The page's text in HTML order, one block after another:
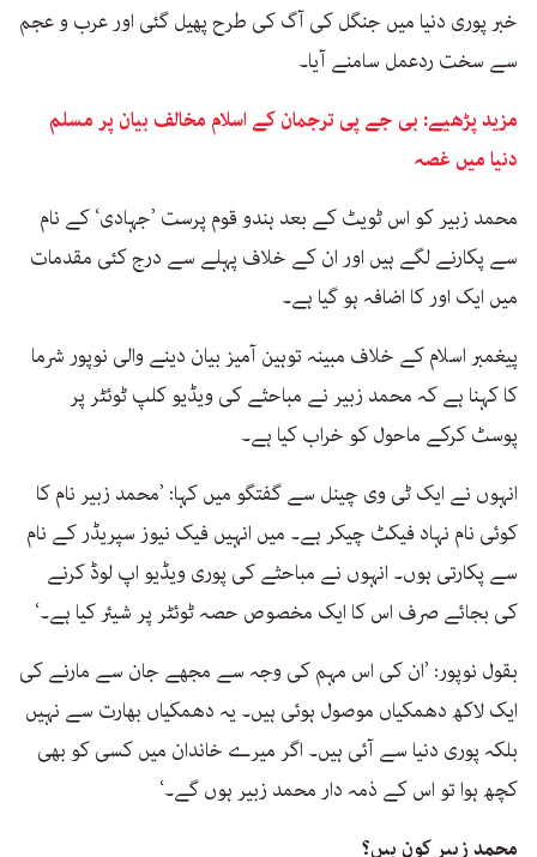
خبر پوری دنیا میں جنگل کی آگ کی طرح پھیل گئی اور عرب و عجم
سے سخت ردعمل سامنے آیا۔
مزید پڑھیے: بی جے پی ترجمان کے اسلام مخالف بیان پر مسلم
دنیا میں غصہ
محمد زبیر کو اس ٹویٹ کے بعد ہندو قوم پرست ’جہادی‘ کے نام
سے پکارنے لگے ہیں اور ان کے خلاف پہلے سے درج کئی مقدمات
میں ایک اور کا اضافہ ہو گیا ہے۔
پیغمبر اسلام کے خلاف مبینہ توہین آمیز بیان دینے والی نوپور شرما
کا کہنا ہے کہ محمد زبیر نے مباحثے کی ویڈیو کلپ ٹوئٹر پر
پوسٹ کرکے ماحول کو خراب کیا ہے۔
انہوں نے ایک ٹی وی چینل سے گفتگو میں کہا: ’محمد زبیر نام کا
کوئی نام نہاد فیکٹ چیکر ہے۔ میں انہیں فیک نیوز سپریڈر کے نام
سے پکارتی ہوں۔ انہوں نے مباحثے کی پوری ویڈیو اپ لوڈ کرنے
کی بجائے صرف اس کا ایک مخصوص حصہ ٹوئٹر پر شیئر کیا ہے۔‘
بقول نوپور: ’ان کی اس مہم کی وجہ سے مجھے جان سے مارنے کی
ایک لاکھ دھمکیاں موصول ہوئی ہیں۔ یہ دھمکیاں بھارت سے نہیں
بلکہ پوری دنیا سے آئی ہیں۔ اگر میرے خاندان میں کسی کو بھی
کچھ ہوا تو اس کے ذمہ دار محمد زبیر ہوں گے۔‘
محمد زبیر کون ہیں؟